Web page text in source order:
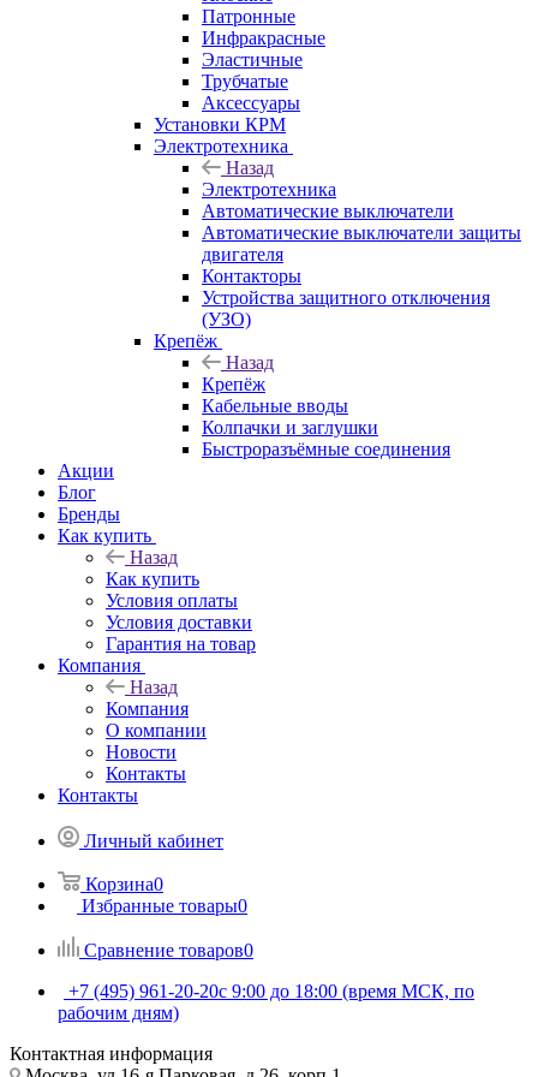
Патронные
Инфракрасные
Эластичные
Трубчатые
Аксессуары
Установки КРМ
Электротехника
Назад
Электротехника
Автоматические выключатели
Автоматические выключатели защиты
двигателя
Контакторы
Устройства защитного отключения
(УЗО)
Крепёж
Назад
Крепёж
Кабельные вводы
Колпачки и заглушки
Быстроразъёмные соединения
Акции
Блог
Бренды
Как купить
Назад
Как купить
Условия оплаты
Условия доставки
Гарантия на товар
Компания
Назад
Компания
О компании
Новости
Контакты
Контакты
Личный кабинет
Корзина0
Избранные товары0
Сравнение товаров0
+7 (495) 961-20-20с 9:00 до 18:00 (время МСК, по
рабочим дням)
Контактная информация